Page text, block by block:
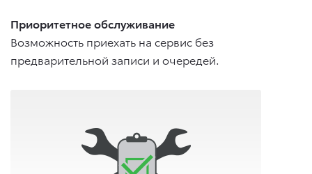
Приоритетное обслуживание
Возможность приехать на сервис без
предварительной записи и очередей.